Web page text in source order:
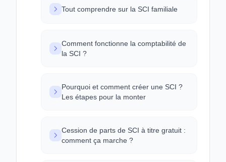
Tout comprendre sur la SCI familiale
Comment fonctionne la comptabilité de
la SCI ?
Pourquoi et comment créer une SCI ?
Les étapes pour la monter
Cession de parts de SCI à titre gratuit :
comment ça marche ?